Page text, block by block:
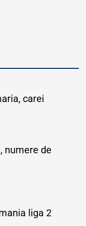
carei
numere de
liga 2